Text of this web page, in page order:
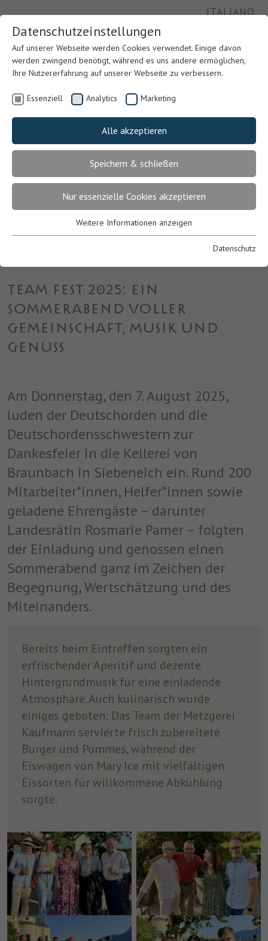
ITALIANO
Previous
TEAM FEST 2025: EIN
SOMMERABEND VOLLER
GEMEINSCHAFT, MUSIK UND
GENUSS
Am Donnerstag, den 7. August 2025,
luden der Deutschorden und die
Deutschordensschwestern zur
Dankesfeier in die Kellerei von
Braunbach in Siebeneich ein. Rund 200
Mitarbeiter*innen, Helfer*innen sowie
geladene Ehrengäste – darunter
Landesrätin Rosmarie Pamer – folgten
der Einladung und genossen einen
Sommerabend ganz im Zeichen der
Begegnung, Wertschätzung und des
Miteinanders.
Bereits beim Eintreffen sorgten ein
erfrischender Aperitif und dezente
Hintergrundmusik für eine einladende
Atmosphäre. Auch kulinarisch wurde
einiges geboten: Das Team der Metzgerei
Kaufmann servierte frisch zubereitete
Burger und Pommes, während der
Eiswagen von Mary Ice mit vielfältigen
Eissorten für willkommene Abkühlung
sorgte.
Datenschutzeinstellungen
Auf unserer Webseite werden Cookies verwendet. Einige davon
werden zwingend benötigt, während es uns andere ermöglichen,
Ihre Nutzererfahrung auf unserer Webseite zu verbessern.
Essenziell Analytics Marketing
Alle akzeptieren
Speichern & schließen
Nur essenzielle Cookies akzeptieren
Essenzielle Cookies werden für grundlegende Funktionen der
einwandfrei funktioniert.
Name cookie_optin
Laufzeit
speichern.
Cookie-Informationen anzeigen
Analytics
Analytische Cookies helfen uns, unsere Website zu verbessern,
indem sie Informationen über ihre Nutzung sammeln und
Marketing
Benutzt um die Web-Navigation des Nutzers zu überwachen und
ein Profil seiner Gewohnheiten zu erstellen.
Name _fbp
Laufzeit 3 Monate
Dieses Cookie wird von Facebook gesetzt,
um nach dem Besuch der Website entweder
auf Facebook oder auf einer digitalen
Plattform, die von Facebook-Werbung
unterstützt wird, Werbung anzuzeigen.
Anbieter Facebook
Laufzeit 3 Monate
Zweck
Facebook setzt dieses Cookie, um den
Nutzern relevante Werbung zu zeigen,
indem es das Nutzerverhalten im gesamten
Web auf Websites verfolgt, die über das
Facebook-Pixel oder das Facebook Social
Plugin verfügen.
Cookie-Informationen anzeigen
Weitere Informationen anzeigen
Datenschutz